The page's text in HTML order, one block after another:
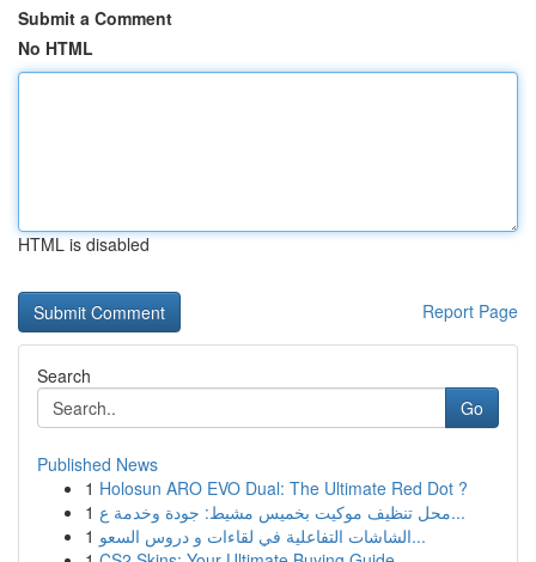
Submit a Comment
No HTML
HTML is disabled
Report Page
Search
Go
Published News
1 Holosun ARO EVO Dual: The Ultimate Red Dot ?
1
محل تنظيف موكيت بخميس مشيط: جودة وخدمة ع...
1
الشاشات التفاعلية في لقاءات و دروس السعو...